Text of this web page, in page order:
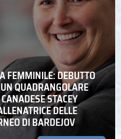
FEMMINILE: DEBUTTO
QUADRANGOLARE
STACEY
DELLE
DI BARDEJOV